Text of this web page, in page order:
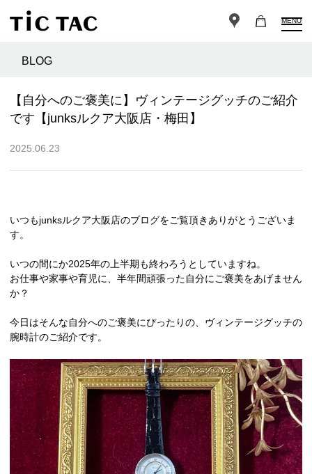
MENU
BLOG
【自分へのご褒美に】ヴィンテージグッチのご紹介
です【junksルクア大阪店・梅田】
2025.06.23
いつもjunksルクア大阪店のブログをご覧頂きありがとうございま
す。
いつの間にか2025年の上半期も終わろうとしていますね。
お仕事や家事や育児に、半年間頑張った自分にご褒美をあげません
か？
今日はそんな自分へのご褒美にぴったりの、ヴィンテージグッチの
腕時計のご紹介です。